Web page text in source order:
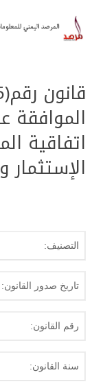
الموافقة
اتفاقية
الإستثمار
التصنيف:
تاريخ صدور القانون:
رقم القانون:
سنة القانون: